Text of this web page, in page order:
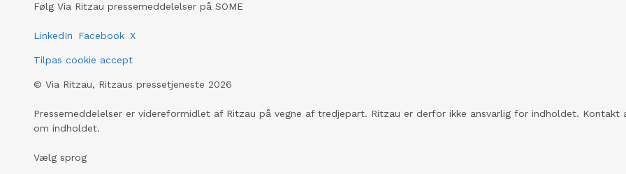
Følg Via Ritzau pressemeddelelser på SOME
LinkedIn Facebook X
Tilpas cookie accept
© Via Ritzau, Ritzaus pressetjeneste 2026
Pressemeddelelser er videreformidlet af Ritzau på vegne af tredjepart. Ritzau er derfor ikke ansvarlig for indholdet.
om indholdet.
Vælg sprog